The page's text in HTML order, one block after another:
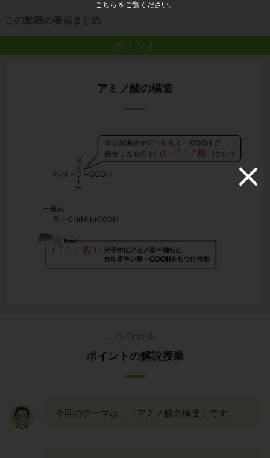
こちら をご覧ください。
この動画の要点まとめ
ポイント
アミノ酸の構造
これでわかる！
ポイントの解説授業
今回のテーマは、「アミノ酸の構造」です。